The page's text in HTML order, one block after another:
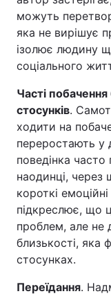
можуть
яка не вирішує
ізолює людину
соціального
Часті побачення
стосунків.
ходити на
переростають у
поведінка часто
наодинці, через
короткі
підкреслює, що
проблем, але не
близькості, яка
стосунках.
Переїдання.